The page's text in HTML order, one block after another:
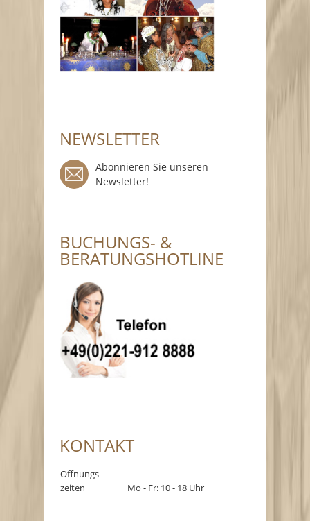
NEWSLETTER
Abonnieren Sie unseren
Newsletter!
BUCHUNGS- &
BERATUNGSHOTLINE
KONTAKT
Öffnungs-
zeiten
Mo - Fr: 10 - 18 Uhr